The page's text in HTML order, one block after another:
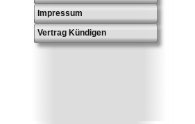
Impressum
Vertrag Kündigen